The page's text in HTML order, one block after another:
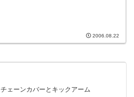
2006.08.22
チェーンカバーとキックアーム